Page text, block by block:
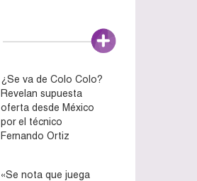
¿Se va de Colo Colo?
Revelan supuesta
oferta desde México
por el técnico
Fernando Ortiz
«Se nota que juega